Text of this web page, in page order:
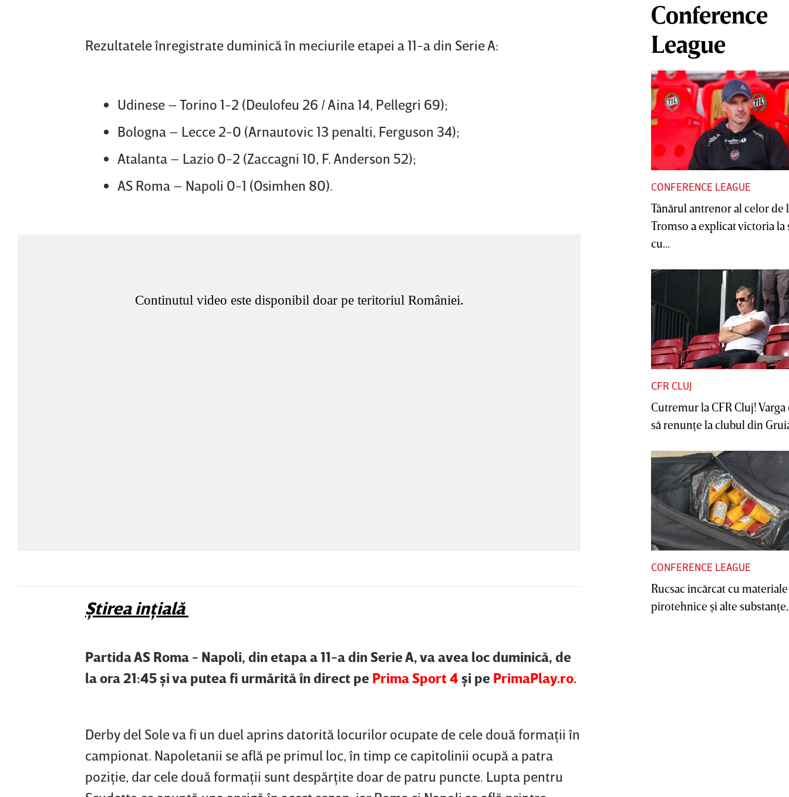
Rezultatele înregistrate duminică în meciurile etapei a 11-a din Serie A:
Udinese – Torino 1-2 (Deulofeu 26 / Aina 14, Pellegri 69);
Bologna – Lecce 2-0 (Arnautovic 13 penalti, Ferguson 34);
Atalanta – Lazio 0-2 (Zaccagni 10, F. Anderson 52);
AS Roma – Napoli 0-1 (Osimhen 80).
Ştirea inţială
Partida AS Roma - Napoli, din etapa a 11-a din Serie A, va avea loc duminică, de
la ora 21:45 şi va putea fi urmărită în direct pe Prima Sport 4 şi pe PrimaPlay.ro.
Derby del Sole va fi un duel aprins datorită locurilor ocupate de cele două formaţii în
campionat. Napoletanii se află pe primul loc, în timp ce capitolinii ocupă a patra
poziţie, dar cele două formaţii sunt despărţite doar de patru puncte. Lupta pentru
Conference
League
CONFERENCE LEAGUE
Tânărul antrenor al celor de
Tromso a explicat victoria la
cu...
CFR CLUJ
Cutremur la CFR Cluj! Varga
să renunţe la clubul din
CONFERENCE LEAGUE
Rucsac încărcat cu materiale
pirotehnice şi alte substanţe,